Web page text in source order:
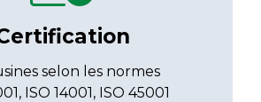
selon les normes
ISO 14001, ISO 45001